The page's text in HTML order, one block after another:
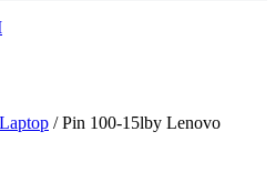
/Pin 100-15lby Lenovo